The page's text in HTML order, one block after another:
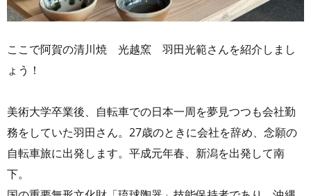
ここで阿賀の清川焼 光越窯 羽田光範さんを紹介しまし
ょう！
美術大学卒業後、自転車での日本一周を夢見つつも会社勤
務をしていた羽田さん。27歳のときに会社を辞め、念願の
自転車旅に出発します。平成元年春、新潟を出発して南
下。